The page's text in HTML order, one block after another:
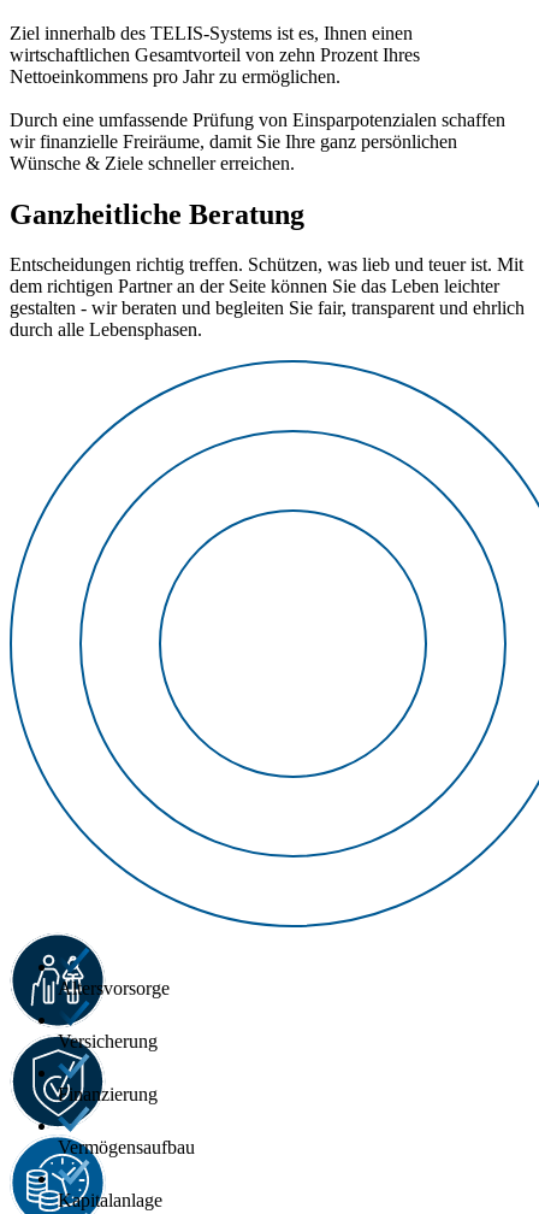
Ziel innerhalb des TELIS-Systems ist es, Ihnen einen
wirtschaftlichen Gesamtvorteil von zehn Prozent Ihres
Nettoeinkommens pro Jahr zu ermöglichen.
Durch eine umfassende Prüfung von Einsparpotenzialen schaffen
wir finanzielle Freiräume, damit Sie Ihre ganz persönlichen
Wünsche & Ziele schneller erreichen.
Ganzheitliche Beratung
Entscheidungen richtig treffen. Schützen, was lieb und teuer ist. Mit
dem richtigen Partner an der Seite können Sie das Leben leichter
gestalten - wir beraten und begleiten Sie fair, transparent und ehrlich
durch alle Lebensphasen.
Altersvorsorge
Versicherung
Finanzierung
Vermögensaufbau
Kapitalanlage